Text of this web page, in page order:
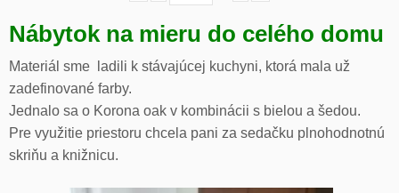
Nábytok na mieru do celého domu
Materiál sme ladili k stávajúcej kuchyni, ktorá mala už
zadefinované farby.
Jednalo sa o Korona oak v kombinácii s bielou a šedou.
Pre využitie priestoru chcela pani za sedačku plnohodnotnú
skriňu a knižnicu.